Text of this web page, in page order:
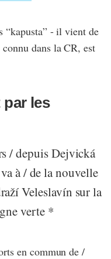
“kapusta” - il vient de
dans la CR, est
par les
/ depuis Dejvická
à / de la nouvelle
Veleslavín sur la
verte *
en commun de /